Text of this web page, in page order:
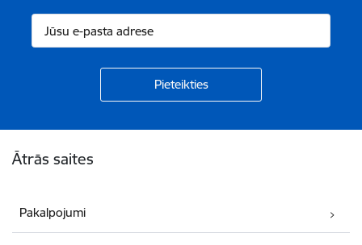
Ātrās saites
Pakalpojumi